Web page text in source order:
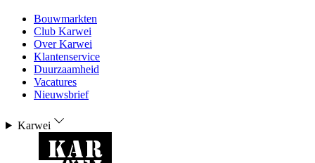
Bouwmarkten
Club Karwei
Over Karwei
Klantenservice
Duurzaamheid
Vacatures
Nieuwsbrief
Karwei